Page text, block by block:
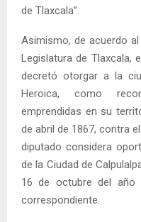
de Tlaxcala”.
Asimismo, de acuerdo
Legislatura de Tlaxcala,
decretó otorgar a la
Heroica, como
emprendidas en su
de abril de 1867, contra
diputado considera
de la Ciudad de
16 de octubre del año
correspondiente.